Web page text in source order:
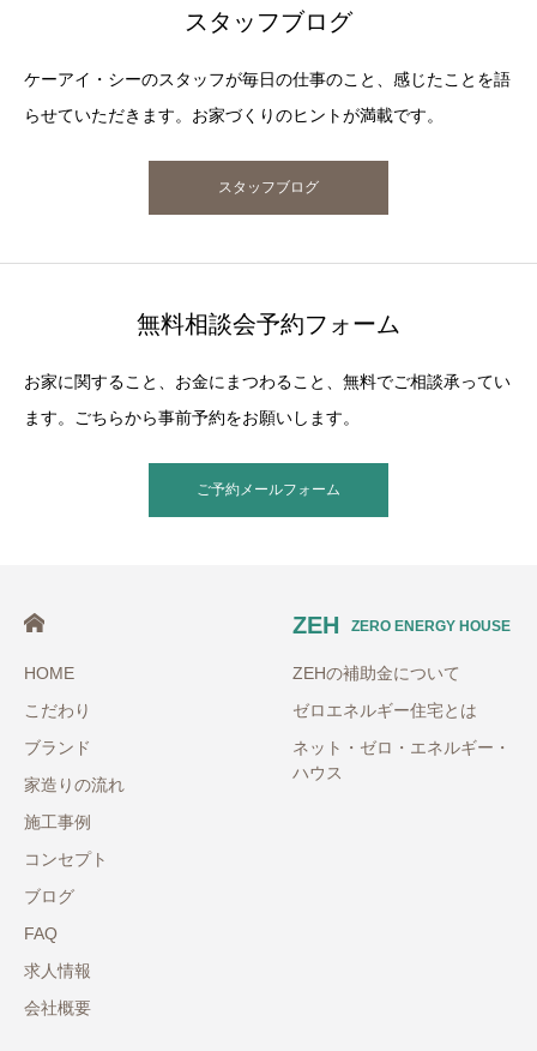
スタッフブログ
ケーアイ・シーのスタッフが毎日の仕事のこと、感じたことを語
らせていただきます。お家づくりのヒントが満載です。
スタッフブログ
無料相談会予約フォーム
お家に関すること、お金にまつわること、無料でご相談承ってい
ます。ごちらから事前予約をお願いします。
ご予約メールフォーム
HOME
こだわり
ブランド
家造りの流れ
施工事例
コンセプト
ブログ
FAQ
求人情報
会社概要
ZEH ZERO ENERGY HOUSE
ZEHの補助金について
ゼロエネルギー住宅とは
ネット・ゼロ・エネルギー・
ハウス